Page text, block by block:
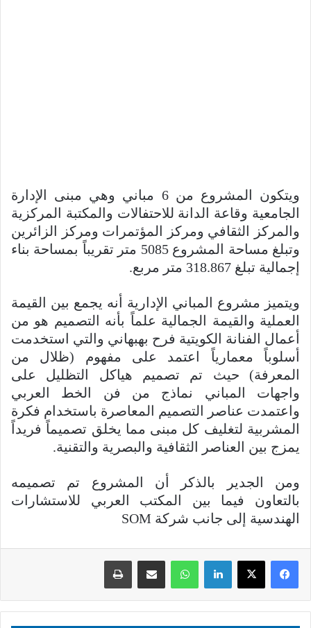
ويتكون المشروع من 6 مباني وهي مبنى الإدارة
الجامعية وقاعة الدانة للاحتفالات والمكتبة المركزية
والمركز الثقافي ومركز المؤتمرات ومركز الزائرين
وتبلغ مساحة المشروع 5085 متر تقريباً بمساحة بناء
إجمالية تبلغ 318.867 متر مربع.
‏ويتميز مشروع المباني الإدارية أنه يجمع بين القيمة
العملية والقيمة الجمالية علماً بأنه التصميم هو من
أعمال الفنانة الكويتية فرح بهبهاني والتي استخدمت
أسلوباً معمارياً اعتمد على مفهوم (ظلال من
المعرفة) حيث تم تصميم هياكل التظليل على
واجهات المباني نماذج من فن الخط العربي
واعتمدت عناصر التصميم المعاصرة باستخدام فكرة
المشربية لتغليف كل مبنى مما يخلق تصميماً فريداً
يمزج بين العناصر الثقافية والبصرية والتقنية.
ومن الجدير بالذكر أن المشروع تم تصميمه
بالتعاون فيما بين المكتب العربي للاستشارات
الهندسية إلى جانب شركة SOM
واتساب